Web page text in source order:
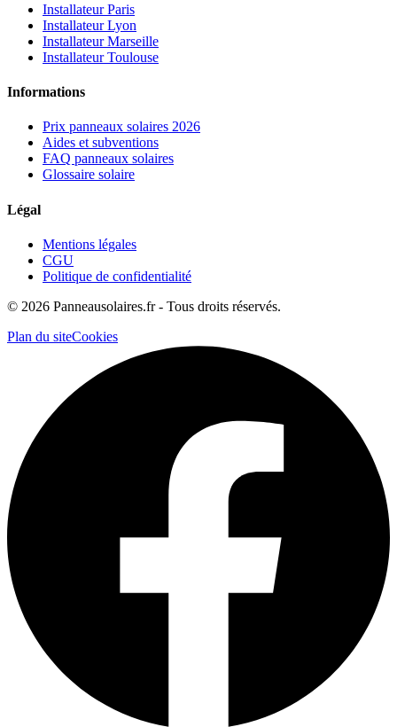
Installateur Paris
Installateur Lyon
Installateur Marseille
Installateur Toulouse
Informations
Prix panneaux solaires 2026
Aides et subventions
FAQ panneaux solaires
Glossaire solaire
Légal
Mentions légales
CGU
Politique de confidentialité
© 2026 Panneausolaires.fr - Tous droits réservés.
Plan du siteCookies